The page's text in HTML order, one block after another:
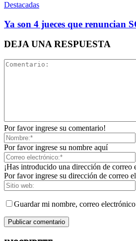
Destacadas
Ya son 4 jueces que renuncian
DEJA UNA RESPUESTA
Por favor ingrese su comentario!
Por favor ingrese su nombre aquí
¡Has introducido una dirección de correo
Por favor ingrese su dirección de correo
Guardar mi nombre, correo